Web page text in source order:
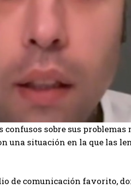
confusos sobre sus problemas
una situación en la que las
de comunicación favorito,